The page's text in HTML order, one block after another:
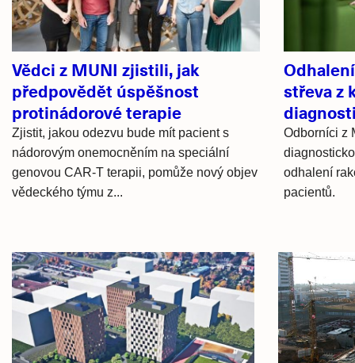
Vědci z MUNI zjistili, jak
předpovědět úspěšnost
protinádorové terapie
Zjistit, jakou odezvu bude mít pacient s
nádorovým onemocněním na speciální
genovou CAR-T terapii, pomůže nový objev
vědeckého týmu z...
střeva z
Odborníci z
odhalení
pacientů.
Hlavní
novinky